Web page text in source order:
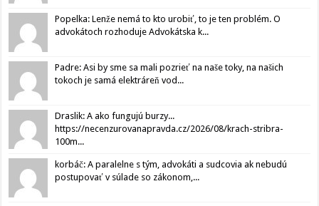
Popelka: Lenže nemá to kto urobiť, to je ten problém. O
advokátoch rozhoduje Advokátska k...
Padre: Asi by sme sa mali pozrieť na naše toky, na našich
tokoch je samá elektráreň vod...
Draslik: A ako fungujú burzy...
https://necenzurovanapravda.cz/2026/08/krach-stribra-
100m...
korbáč: A paralelne s tým, advokáti a sudcovia ak nebudú
postupovať v súlade so zákonom,...